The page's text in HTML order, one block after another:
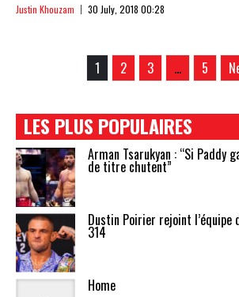
Justin Khouzam 30 July, 2018 00:28
1 2 3 … 5
LES PLUS POPULAIRES
Arman Tsarukyan : “Si Paddy
de titre chutent”
Dustin Poirier rejoint l’équipe
314
Home